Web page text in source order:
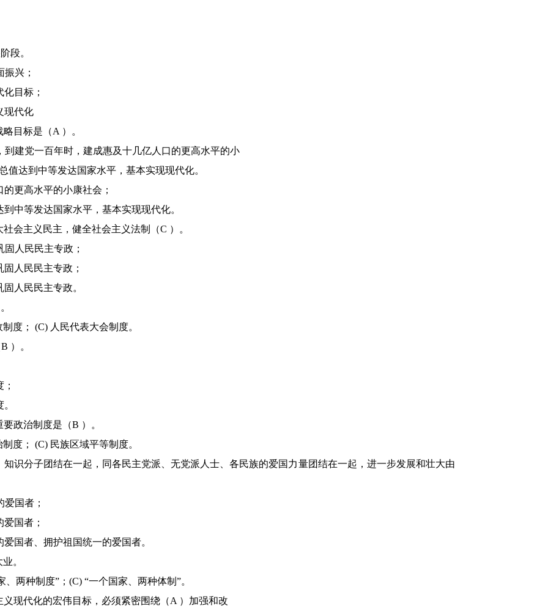
段。
兴；
目标；
现代化
目标是（A ）。
建党一百年时，建成惠及十几亿人口的更高水平的小
值达到中等发达国家水平，基本实现现代化。
更高水平的小康社会；
中等发达国家水平，基本实现现代化。
会主义民主，健全社会主义法制（C ）。
人民民主专政；
人民民主专政；
人民民主专政。
度； (C) 人民代表大会制度。
）。
政治制度是（B ）。
度； (C) 民族区域平等制度。
识分子团结在一起，同各民主党派、无党派人士、各民族的爱国力量团结在一起，进一步发展和壮大由
国者；
国者；
国者、拥护祖国统一的爱国者。
。
两种制度”；(C) “一个国家、两种体制”。
现代化的宏伟目标，必须紧密围绕（A ）加强和改